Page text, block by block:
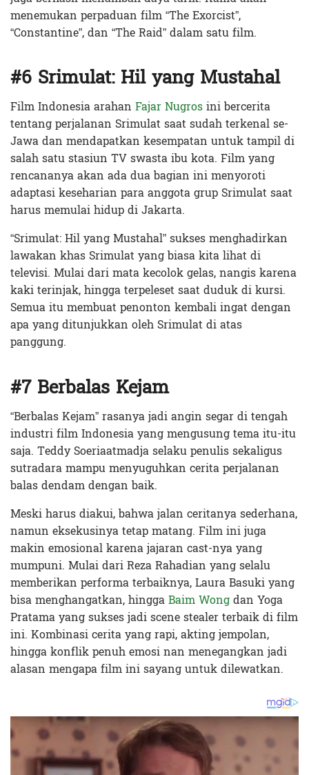
menemukan perpaduan film “The Exorcist”,
“Constantine”, dan “The Raid” dalam satu film.
#6 Srimulat: Hil yang Mustahal
Film Indonesia arahan Fajar Nugrosini bercerita
tentang perjalanan Srimulat saat sudah terkenal se-
Jawa dan mendapatkan kesempatan untuk tampil di
salah satu stasiun TV swasta ibu kota. Film yang
rencananya akan ada dua bagian ini menyoroti
adaptasi keseharian para anggota grup Srimulat saat
harus memulai hidup di Jakarta.
“Srimulat: Hil yang Mustahal” sukses menghadirkan
lawakan khas Srimulat yang biasa kita lihat di
televisi. Mulai dari mata kecolok gelas, nangis karena
kaki terinjak, hingga terpeleset saat duduk di kursi.
Semua itu membuat penonton kembali ingat dengan
apa yang ditunjukkan oleh Srimulat di atas
panggung.
#7 Berbalas Kejam
“Berbalas Kejam” rasanya jadi angin segar di tengah
industri film Indonesia yang mengusung tema itu-itu
saja. Teddy Soeriaatmadja selaku penulis sekaligus
sutradara mampu menyuguhkan cerita perjalanan
balas dendam dengan baik.
Meski harus diakui, bahwa jalan ceritanya sederhana,
namun eksekusinya tetap matang. Film ini juga
makin emosional karena jajaran cast-nya yang
mumpuni. Mulai dari Reza Rahadian yang selalu
memberikan performa terbaiknya, Laura Basuki yang
bisa menghangatkan, hinggaBaim Wongdan Yoga
Pratama yang sukses jadi scene stealer terbaik di film
ini. Kombinasi cerita yang rapi, akting jempolan,
hingga konflik penuh emosi nan menegangkan jadi
alasan mengapa film ini sayang untuk dilewatkan.